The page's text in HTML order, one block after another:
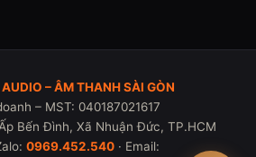
– ÂM THANH SÀI GÒN
– MST: 040187021617
Bến Đình, Xã Nhuận Đức, TP.HCM
0969.452.540· Email: